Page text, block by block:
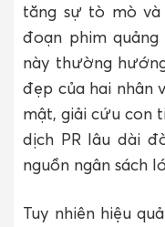
tăng sự tò mò
đoạn phim
này thường
đẹp của hai nhân
mật, giải cứu con
dịch PR lâu dài
nguồn ngân sách
Tuy nhiên hiệu